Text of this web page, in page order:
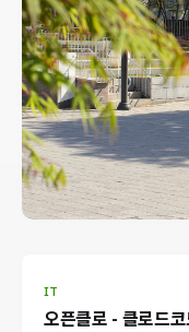
IT
오픈클로 - 클로드